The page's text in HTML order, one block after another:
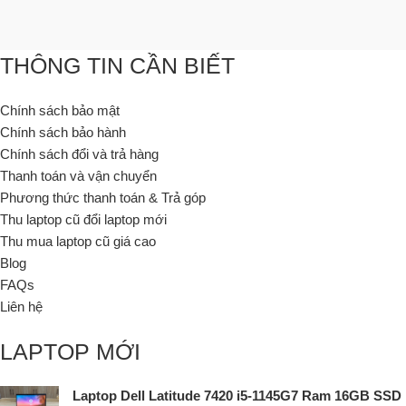
THÔNG TIN CẦN BIẾT
Chính sách bảo mật
Chính sách bảo hành
Chính sách đổi và trả hàng
Thanh toán và vận chuyển
Phương thức thanh toán & Trả góp
Thu laptop cũ đổi laptop mới
Thu mua laptop cũ giá cao
Blog
FAQs
Liên hệ
LAPTOP MỚI
Laptop Dell Latitude 7420 i5-1145G7 Ram 16GB SSD